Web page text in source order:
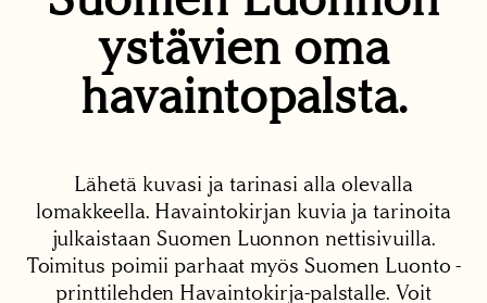
ystävien oma
havaintopalsta.
Lähetä kuvasi ja tarinasi alla olevalla
lomakkeella. Havaintokirjan kuvia ja tarinoita
julkaistaan Suomen Luonnon nettisivuilla.
Toimitus poimii parhaat myös Suomen Luonto -
printtilehden Havaintokirja-palstalle. Voit